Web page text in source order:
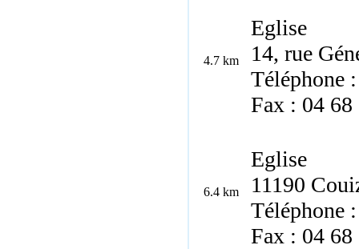
4.7 km
Eglise
14, rue
Téléphone
Fax : 04 68
6.4 km
Eglise
11190
Téléphone
Fax : 04 68